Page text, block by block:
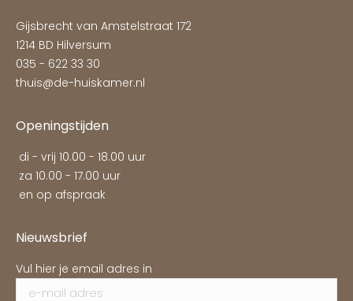
Gijsbrecht van Amstelstraat 172
1214 BD Hilversum
035 - 622 33 30
thuis@de-huiskamer.nl
Openingstijden
di - vrij 10.00 - 18.00 uur
za 10.00 - 17.00 uur
en op afspraak
Nieuwsbrief
Vul hier je email adres in